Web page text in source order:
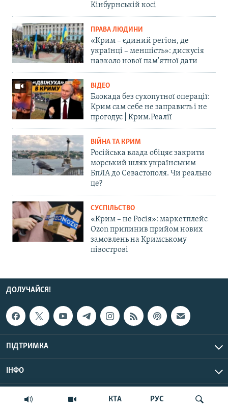
КТА РУС
Кінбурнській косі
ПРАВА ЛЮДИНИ
«Крим – єдиний регіон, де
українці – меншість»: дискусія
навколо нової пам'ятної дати
ВІДЕО
Блокада без сухопутної операції:
Крим сам себе не заправить і не
прогодує | Крим.Реалії
ВІЙНА ТА КРИМ
Російська влада обіцяє закрити
морський шлях українським
БпЛА до Севастополя. Чи реально
це?
СУСПІЛЬСТВО
«Крим – не Росія»: маркетплейс
Ozon припинив прийом нових
замовлень на Кримському
півострові
ДОЛУЧАЙСЯ!
ПІДТРИМКА
ІНФО
© Крим.Реалії, 2026 | Усі права застережено.